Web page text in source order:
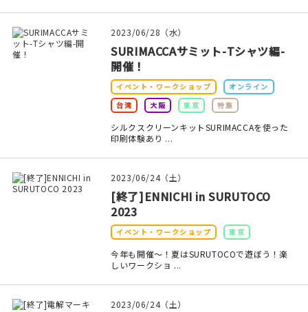
おしらせ
お買い物ガイド
2023/06/28（水）
SURIMACCAサミット-Tシャツ編-
開催！
イベント・ワークショップ
オンライン
台湾
大阪 東京 特集
シルクスクリーンキットSURIMACCAを使った
印刷体験あり ...
2023/06/24（土）
[終了]ENNICHI in SURUTOCO
2023
イベント・ワークショップ 東京
今年も開催～！夏はSURUTOCOで遊ぼう！楽
しいワークショ ...
2023/06/24（土）